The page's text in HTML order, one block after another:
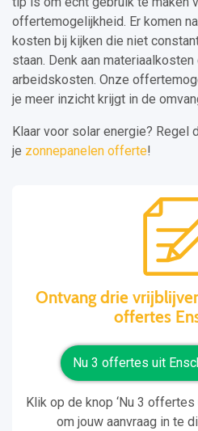
offertemogelijkheid. Er komen
kosten bij kijken die niet
staan. Denk aan
arbeidskosten. Onze
je meer inzicht krijgt in de
Klaar voor solar energie? Regel
je zonnepanelen offerte!
Ontvang drie
offertes
Nu 3 offertes uit
Klik op de knop ‘Nu 3
om jouw aanvraag in te